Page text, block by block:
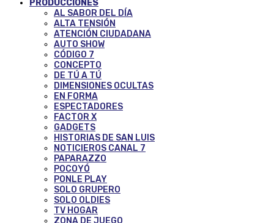
PRODUCCIONES
AL SABOR DEL DÍA
ALTA TENSIÓN
ATENCIÓN CIUDADANA
AUTO SHOW
CÓDIGO 7
CONCEPTO
DE TÚ A TÚ
DIMENSIONES OCULTAS
EN FORMA
ESPECTADORES
FACTOR X
GADGETS
HISTORIAS DE SAN LUIS
NOTICIEROS CANAL 7
PAPARAZZO
POCOYÓ
PONLE PLAY
SOLO GRUPERO
SOLO OLDIES
TV HOGAR